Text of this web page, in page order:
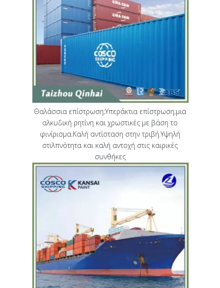
Θαλάσσια επίστρωση;Υπεράκτια επίστρωση;μια
αλκυδική ρητίνη και χρωστικές με βάση το
φινίρισμα.Καλή αντίσταση στην τριβή.Υψηλή
στιλπνότητα και καλή αντοχή στις καιρικές
συνθήκες